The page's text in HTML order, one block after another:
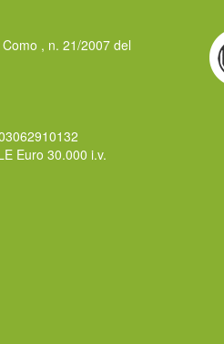
, n. 21/2007 del
Euro 30.000 i.v.